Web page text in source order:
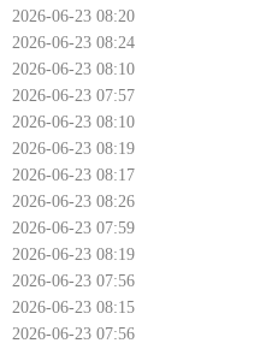
2026-06-23 08:20
2026-06-23 08:24
2026-06-23 08:10
2026-06-23 07:57
2026-06-23 08:10
2026-06-23 08:19
2026-06-23 08:17
2026-06-23 08:26
2026-06-23 07:59
2026-06-23 08:19
2026-06-23 07:56
2026-06-23 08:15
2026-06-23 07:56